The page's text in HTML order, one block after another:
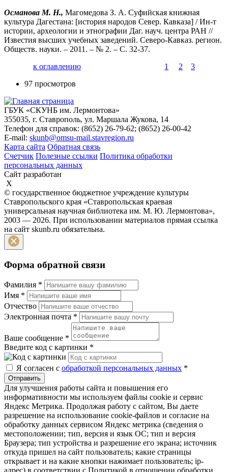
Османова М. Н., Магомедова З. А. Суфийская книжная
культура Дагестана: [история народов Север. Кавказа] / Ин-т
истории, археологии и этнографии Даг. науч. центра РАН //
Известия высших учебных заведений. Северо-Кавказ. регион.
Обществ. науки. – 2011. – № 2. – С. 32-37.
к оглавлению
1 2
3
97 просмотров
ГБУК «СКУНБ им. Лермонтова»
355035, г. Ставрополь, ул. Маршала Жукова, 14
Телефон для справок: (8652) 26-79-62; (8652) 26-00-42
E-mail: skunb@omsu-mail.stavregion.ru
Карта сайта Обратная связь
Счетчик Полезные ссылки Политика обработки
персональных данных
Сайт разработан
X
© государственное бюджетное учреждение культуры
Ставропольского края «Ставропольская краевая
универсальная научная библиотека им. М. Ю. Лермонтова»,
2003 — 2026. При использовании материалов прямая ссылка
на сайт skunb.ru обязательна.
Форма обратной связи
Фамилия *
Имя *
Отчество
Электронная почта *
Ваше сообщение *
Введите код с картинки *
Я согласен с обработкой персональных данных *
Отправить
Для улучшения работы сайта и повышения его
информативности мы используем файлы cookie и сервис
Яндекс Метрика. Продолжая работу с сайтом, Вы даете
разрешение на использование cookie-файлов и согласие на
обработку данных сервисом Яндекс метрика (сведения о
местоположении; тип, версия и язык ОС; тип и версия
Браузера; тип устройства и разрешение его экрана; источник
откуда пришел на сайт пользователь; какие страницы
открывает и на какие кнопки нажимает пользователь; ip-